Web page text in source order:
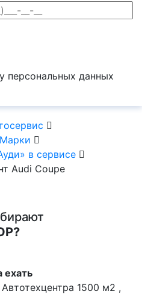
персональных данных
Марки
в сервисе
Audi Coupe
ехать
1500 м2 ,